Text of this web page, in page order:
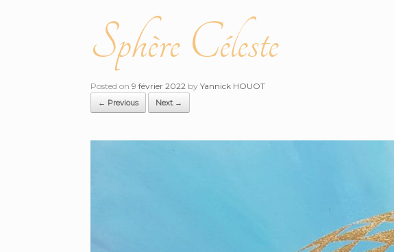
Sphère Céleste
Posted on 9 février 2022 by Yannick HOUOT
← Previous Next →